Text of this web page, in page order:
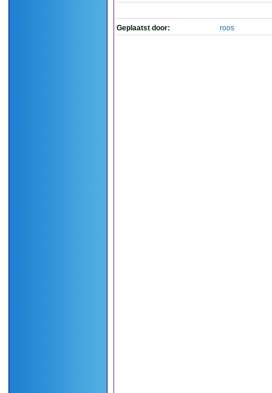
Geplaatst door: roos